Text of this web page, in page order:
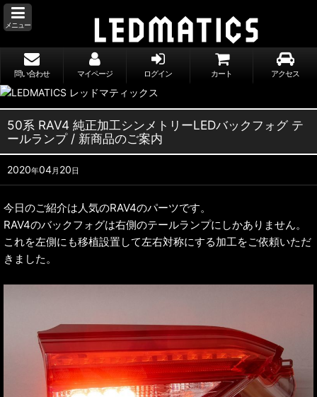
メニュー
問い合わせ マイページ ログイン カート アクセス
50系 RAV4 純正加工シンメトリーLEDバックフォグ テ
ールランプ / 新商品のご案内
2020年04月 20日
今日のご紹介は人気のRAV4のパーツです。
RAV4のバックフォグは右側のテールランプにしかありません。
これを左側にも移植設置して左右対称にする加工をご依頼いただ
きました。